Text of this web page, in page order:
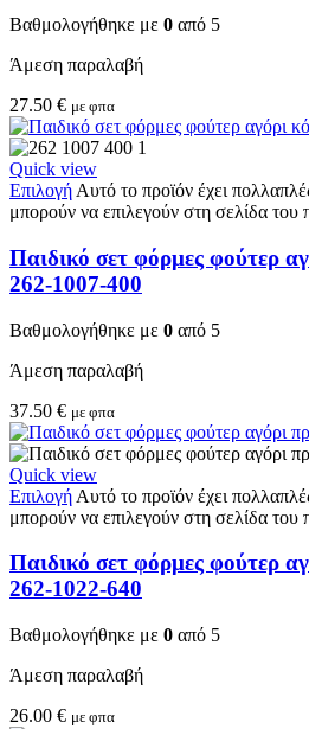
Βαθμολογήθηκε με 0 από 5
Άμεση παραλαβή
27.50 € με φπα
Quick view
Επιλογή Αυτό το προϊόν έχει
μπορούν να επιλεγούν στη σελίδα του
Παιδικό σετ φόρμες φούτερ
262-1007-400
Βαθμολογήθηκε με 0 από 5
Άμεση παραλαβή
37.50 € με φπα
Quick view
Επιλογή Αυτό το προϊόν έχει
μπορούν να επιλεγούν στη σελίδα του
Παιδικό σετ φόρμες φούτερ
262-1022-640
Βαθμολογήθηκε με 0 από 5
Άμεση παραλαβή
26.00 € με φπα